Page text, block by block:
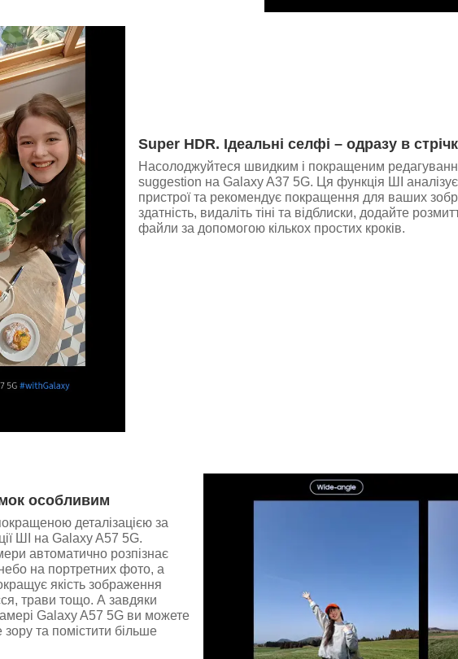
Super HDR. Ідеальні селфі – одразу в
Насолоджуйтеся швидким і покращеним
suggestion на Galaxy A37 5G. Ця функція ШІ
пристрої та рекомендує покращення для ваших
здатність, видаліть тіні та відблиски, додайте
файли за допомогою кількох простих кроків.
особливим
деталізацією за
ШІ на Galaxy A57 5G.
автоматично розпізнає
на портретних фото, а
якість зображення
трави тощо. А завдяки
Galaxy A57 5G ви можете
та помістити більше